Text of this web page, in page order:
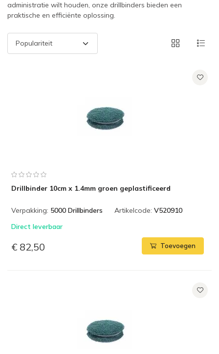
administratie wilt houden, onze drillbinders bieden een
praktische en efficiënte oplossing.
Drillbinder 10cm x 1.4mm groen geplastificeerd
Verpakking: 5000 Drillbinders Artikelcode: V520910
Direct leverbaar
€ 82,50 Toevoegen